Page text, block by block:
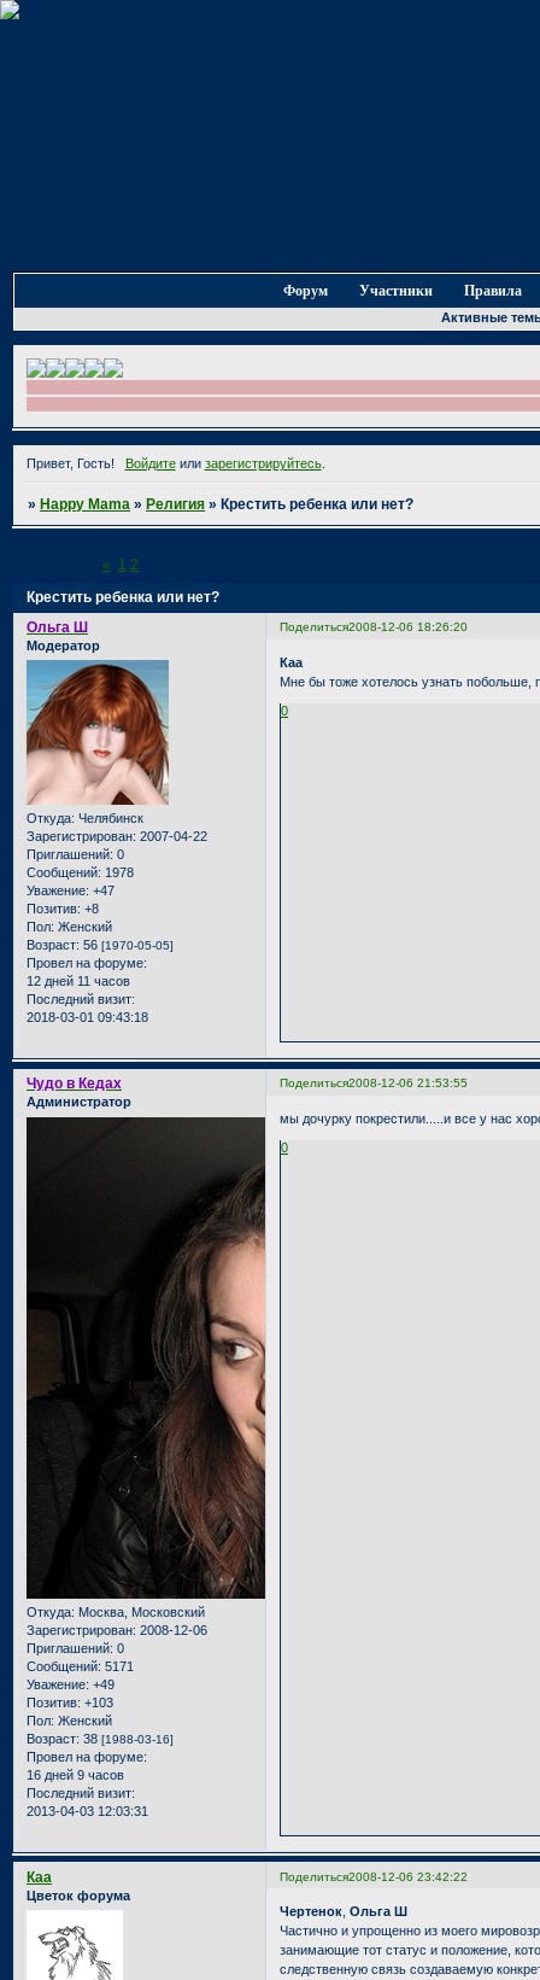
Форум Участники Правила
Активные
Привет, Гость! Войдитеили зарегистрируйтесь.
»Happy Mama »Религия »Крестить ребенка или нет?
Крестить ребенка или нет?
Страница:« 1 2
Поделиться2008-12-06 18:26:20
Ольга Ш
Модератор
Откуда: Челябинск
Зарегистрирован: 2007-04-22
Приглашений: 0
Сообщений: 1978
Уважение: +47
Позитив: +8
Пол: Женский
Возраст: 56 [1970-05-05]
Провел на форуме:
12 дней 11 часов
Последний визит:
2018-03-01 09:43:18
Каа
Мне бы тоже хотелось узнать побольше,
0
Поделиться2008-12-06 21:53:55
Чудо в Кедах
Администратор
Откуда: Москва, Московский
Зарегистрирован: 2008-12-06
Приглашений: 0
Сообщений: 5171
Уважение: +49
Позитив: +103
Пол: Женский
Возраст: 38 [1988-03-16]
Провел на форуме:
16 дней 9 часов
Последний визит:
2013-04-03 12:03:31
мы дочурку покрестили.....и все у нас
0
Поделиться2008-12-06 23:42:22
Каа
Цветок форума
Чертенок ,Ольга Ш
Частично и упрощенно из моего
занимающие тот статус и положение,
следственную связь создаваемую